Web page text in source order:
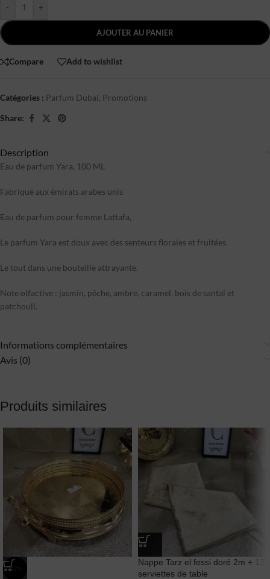
- +
AJOUTER AU PANIER
Compare Add to wishlist
Catégories : Parfum Dubai, Promotions
Share:
Description
Eau de parfum Yara, 100 ML
Fabriqué aux émirats arabes unis
Eau de parfum pour femme Lattafa,
Le parfum Yara est doux avec des senteurs florales et fruitées.
Le tout dans une bouteille attrayante.
Note olfactive : jasmin, pêche, ambre, caramel, bois de santal et
patchouli.
Informations complémentaires
Avis (0)
Produits similaires
-17%
Nappe Tarz el fessi doré 2m + 12
serviettes de table